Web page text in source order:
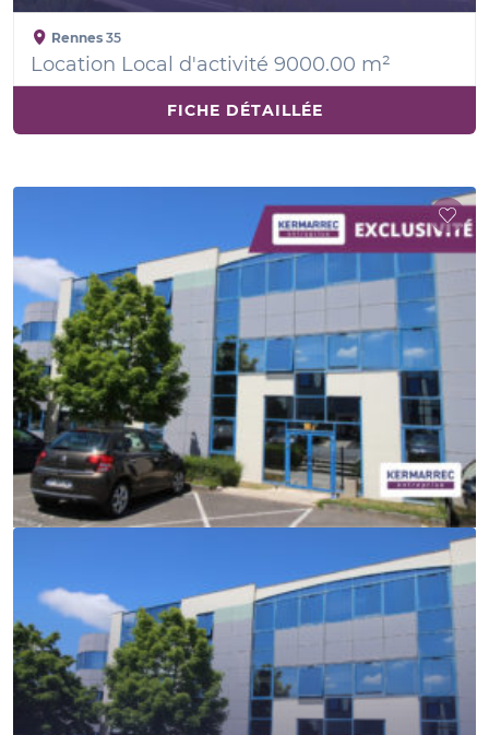
Rennes 35
Location Local d'activité 9000.00 m²
FICHE DÉTAILLÉE